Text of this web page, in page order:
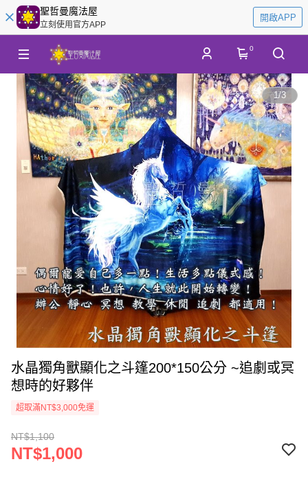
聖哲曼魔法屋
立刻使用官方APP
開啟APP
0
1/3
水晶獨角獸顯化之斗篷200*150公分 ~追劇或冥
想時的好夥伴
超取滿NT$3,000免運
NT$1,100
NT$1,000